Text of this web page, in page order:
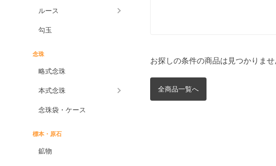
ルース
勾玉
念珠
略式念珠
本式念珠
念珠袋・ケース
標本・原石
鉱物
お探しの条件の商品は見つかりま
全商品一覧へ